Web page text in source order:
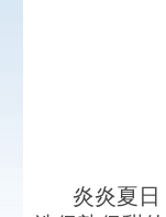
炎炎夏日，